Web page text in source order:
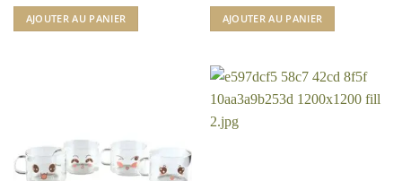
AJOUTER AU PANIER AJOUTER AU PANIER